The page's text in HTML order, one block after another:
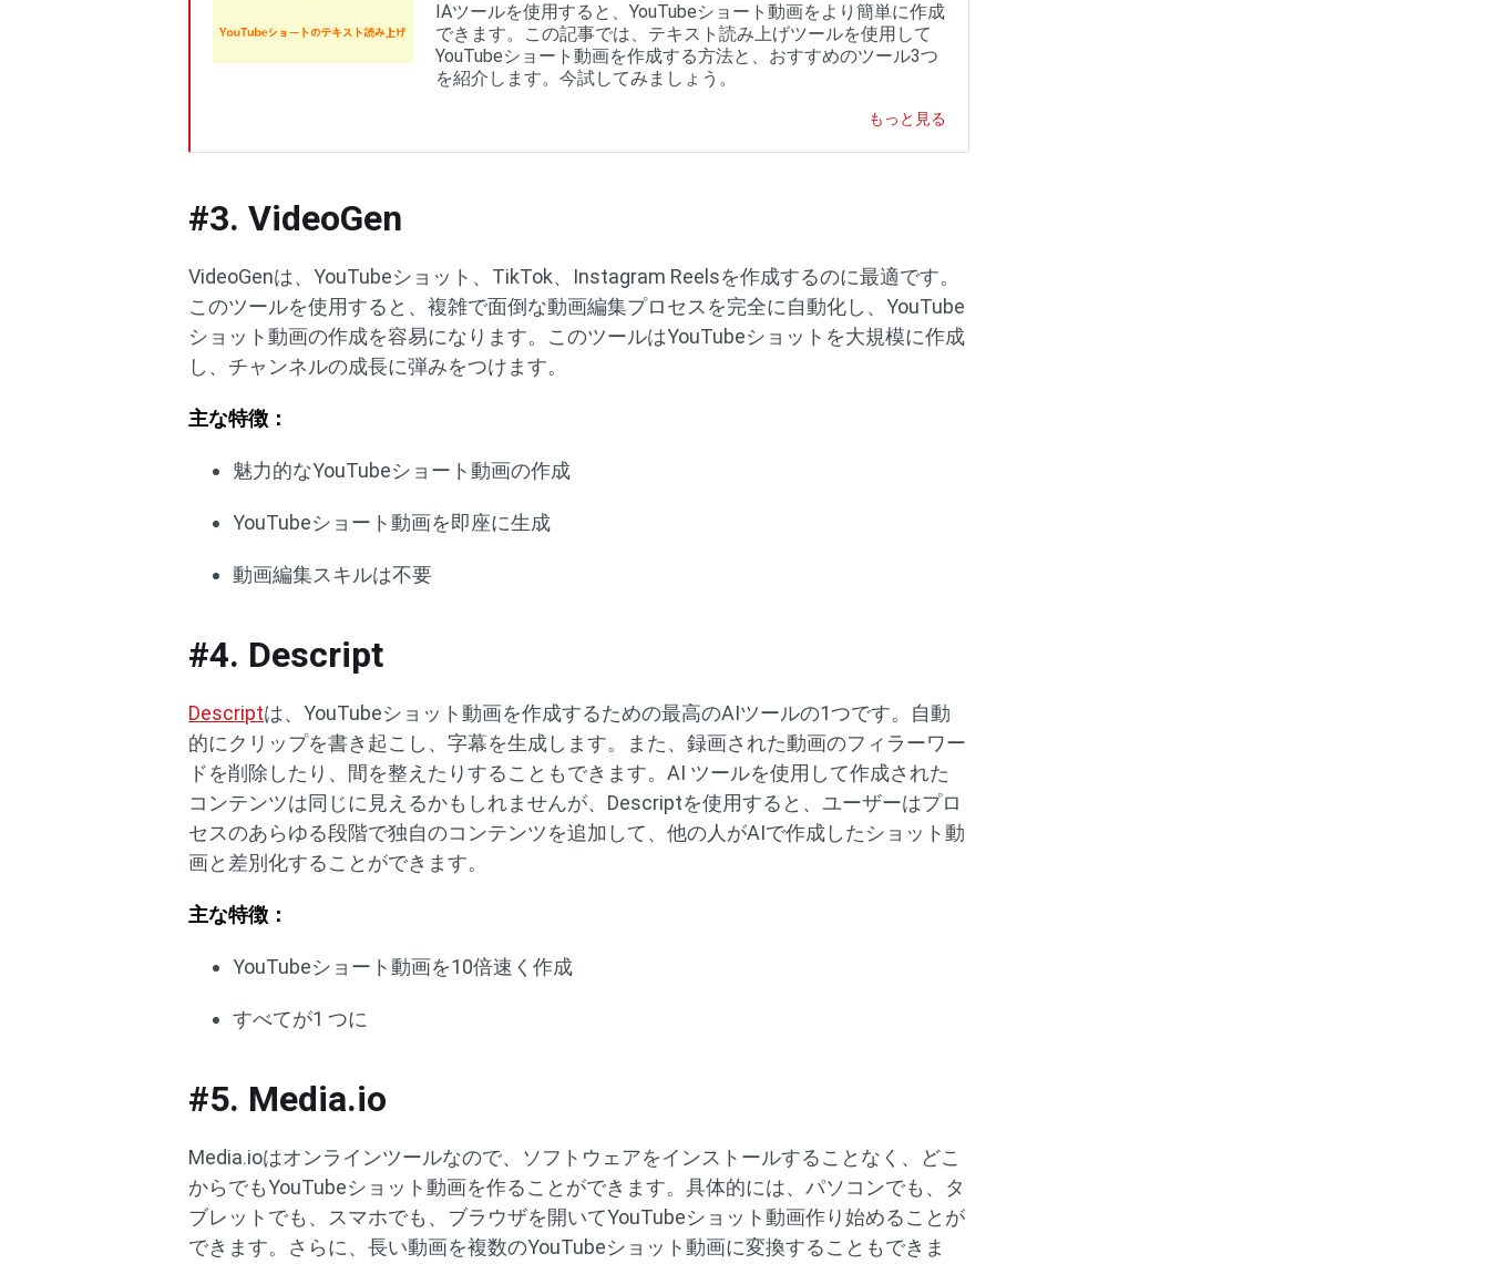
IAツールを使用すると、YouTubeショート動画をより簡単に作成
できます。この記事では、テキスト読み上げツールを使用して
YouTubeショート動画を作成する方法と、おすすめのツール3つ
を紹介します。今試してみましょう。
もっと見る
#3. VideoGen
VideoGenは、YouTubeショット、TikTok、Instagram Reelsを作成するのに最適です。
このツールを使用すると、複雑で面倒な動画編集プロセスを完全に自動化し、YouTube
ショット動画の作成を容易になります。このツールはYouTubeショットを大規模に作成
し、チャンネルの成長に弾みをつけます。
主な特徴：
魅力的なYouTubeショート動画の作成
YouTubeショート動画を即座に生成
動画編集スキルは不要
#4. Descript
Descriptは、YouTubeショット動画を作成するための最高のAIツールの1つです。自動
的にクリップを書き起こし、字幕を生成します。また、録画された動画のフィラーワー
ドを削除したり、間を整えたりすることもできます。AI ツールを使用して作成された
コンテンツは同じに見えるかもしれませんが、Descriptを使用すると、ユーザーはプロ
セスのあらゆる段階で独自のコンテンツを追加して、他の人がAIで作成したショット動
画と差別化することができます。
主な特徴：
YouTubeショート動画を10倍速く作成
すべてが1 つに
#5. Media.io
Media.ioはオンラインツールなので、ソフトウェアをインストールすることなく、どこ
からでもYouTubeショット動画を作ることができます。具体的には、パソコンでも、タ
ブレットでも、スマホでも、ブラウザを開いてYouTubeショット動画作り始めることが
できます。さらに、長い動画を複数のYouTubeショット動画に変換することもできま